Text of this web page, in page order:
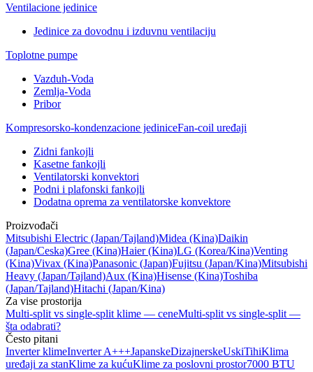
Ventilacione jedinice
Jedinice za dovodnu i izduvnu ventilaciju
Toplotne pumpe
Vazduh-Voda
Zemlja-Voda
Pribor
Kompresorsko-kondenzacione jediniceFan-coil uređaji
Zidni fankojli
Kasetne fankojli
Ventilatorski konvektori
Podni i plafonski fankojli
Dodatna oprema za ventilatorske konvektore
Proizvođači
Mitsubishi Electric (Japan/Tajland)Midea (Kina)Daikin
(Japan/Ceska)Gree (Kina)Haier (Kina)LG (Korea/Kina)Venting
(Kina)Vivax (Kina)Panasonic (Japan)Fujitsu (Japan/Kina)Mitsubishi
Heavy (Japan/Tajland)Aux (Kina)Hisense (Kina)Toshiba
(Japan/Tajland)Hitachi (Japan/Kina)
Za vise prostorija
Multi-split vs single-split klime — ceneMulti-split vs single-split —
šta odabrati?
Često pitani
Inverter klimeInverter A+++JapanskeDizajnerskeUskiTihiKlima
uređaji za stanKlime za kućuKlime za poslovni prostor7000 BTU